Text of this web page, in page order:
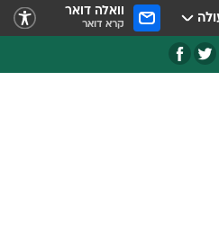
וואלה דואר
קרא דואר